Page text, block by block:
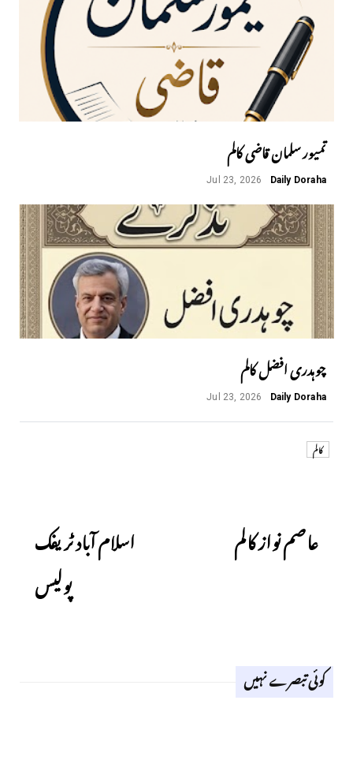
تمیور سلمان قاضی کالم
Daily Doraha
Jul 23, 2026
چوہدری افضل کالم
Daily Doraha
Jul 23, 2026
کالم
عاصم نواز کالم
اسلام آباد ٹریفک
پولیس
کوئی تبصرے نہیں